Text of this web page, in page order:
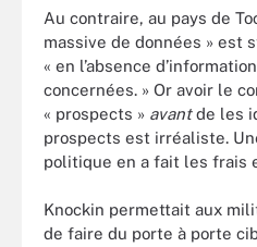
Au contraire, au pays de
massive de données » est
« en l’absence
concernées. » Or avoir le
« prospects » avantde les
prospects est irréaliste.
politique en a fait les frais
Knockin permettait aux
de faire du porte à porte